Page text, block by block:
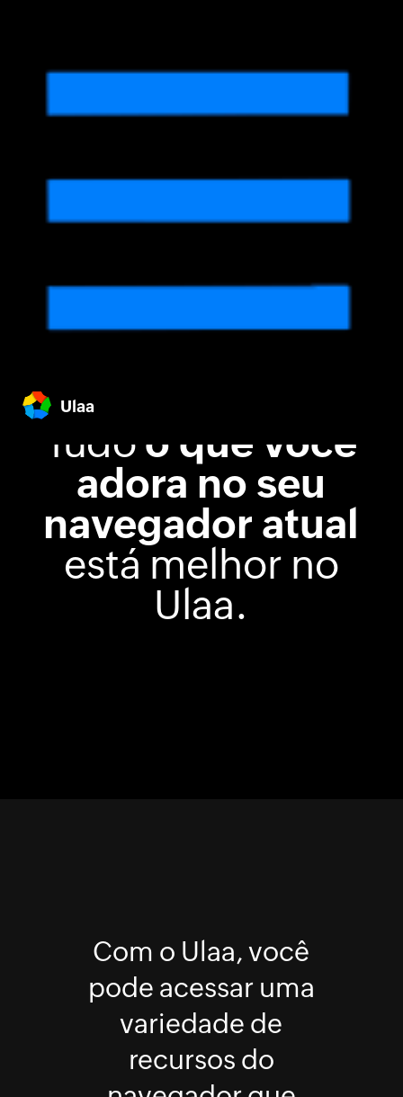
Ulaa
Tudo o que você
adora no seu
navegador atual
está melhor no
Ulaa.
Com o Ulaa, você
pode acessar uma
variedade de
recursos do